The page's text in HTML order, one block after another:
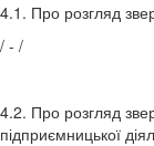
4.1. Про розгляд
/ - /
4.2. Про розгляд
підприємницької